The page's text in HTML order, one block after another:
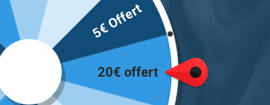
22.00
Choix des options
24.00 €
Choix des options
20€ offert
5€ Offert